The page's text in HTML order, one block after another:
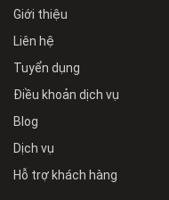
Giới thiệu
Liên hệ
Tuyển dụng
Điều khoản dịch vụ
Blog
Dịch vụ
Hỗ trợ khách hàng